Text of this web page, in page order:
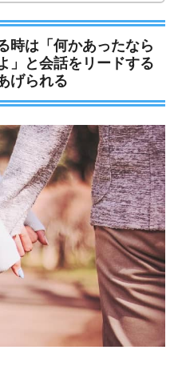
時は「何かあったなら
」と会話をリードする
げられる